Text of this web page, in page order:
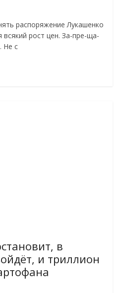
распоряжение Лукашенко
рост цен. За-пре-ща-
Не с
в
и триллион